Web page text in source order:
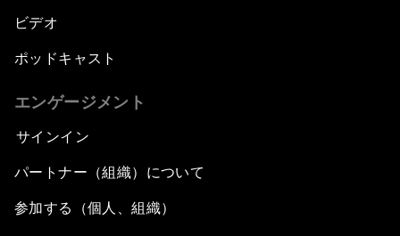
ビデオ
ポッドキャスト
エンゲージメント
サインイン
パートナー（組織）について
参加する（個人、組織）